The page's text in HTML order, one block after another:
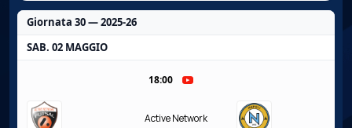
Giornata 30 — 2025-26
SAB. 02 MAGGIO
18:00
Active Network